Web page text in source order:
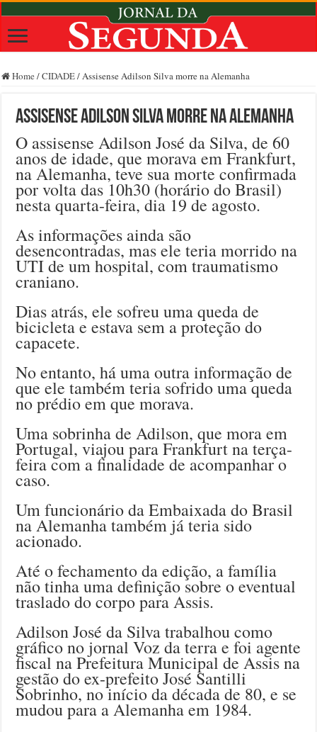
Home /CIDADE/Assisense Adilson Silva morre na Alemanha
Assisense Adilson Silva morre na Alemanha
O assisense Adilson José da Silva, de 60
anos de idade, que morava em Frankfurt,
na Alemanha, teve sua morte confirmada
por volta das 10h30 (horário do Brasil)
nesta quarta-feira, dia 19 de agosto.
As informações ainda são
desencontradas, mas ele teria morrido na
UTI de um hospital, com traumatismo
craniano.
Dias atrás, ele sofreu uma queda de
bicicleta e estava sem a proteção do
capacete.
No entanto, há uma outra informação de
que ele também teria sofrido uma queda
no prédio em que morava.
Uma sobrinha de Adilson, que mora em
Portugal, viajou para Frankfurt na terça-
feira com a finalidade de acompanhar o
caso.
Um funcionário da Embaixada do Brasil
na Alemanha também já teria sido
acionado.
Até o fechamento da edição, a família
não tinha uma definição sobre o eventual
traslado do corpo para Assis.
Adilson José da Silva trabalhou como
gráfico no jornal Voz da terra e foi agente
fiscal na Prefeitura Municipal de Assis na
gestão do ex-prefeito José Santilli
Sobrinho, no início da década de 80, e se
mudou para a Alemanha em 1984.